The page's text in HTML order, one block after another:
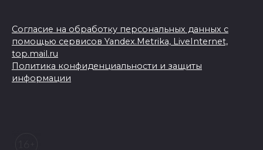
Согласие на обработку персональных данных с
помощью сервисов Yandex.Metrika, LiveInternet,
top.mail.ru
Политика конфиденциальности и защиты
информации